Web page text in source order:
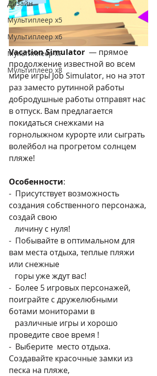
Дизайн
Мультиплеер х5
Мультиплеер х6
Мультиплеер х7
Мультиплеер х8
Vacation Simulator — прямое
продолжение известной во всем
мире игры Job Simulator, но на этот
раз заместо рутинной работы
добродушные работы отправят нас
в отпуск. Вам предлагается
покидаться снежками на
горнолыжном курорте или сыграть
волейбол на прогретом солнцем
пляже!
Особенности:
-  Присутствует возможность
создания собственного персонажа,
создай свою
   личину с нуля!
-  Побывайте в оптимальном для
вам места отдыха, теплые пляжи
или снежные
   горы уже ждут вас!
-  Более 5 игровых персонажей,
поиграйте с дружелюбными
ботами мониторами в
проведите свое время !
-  Выберите  место отдыха.
Создавайте красочные замки из
песка на пляже,